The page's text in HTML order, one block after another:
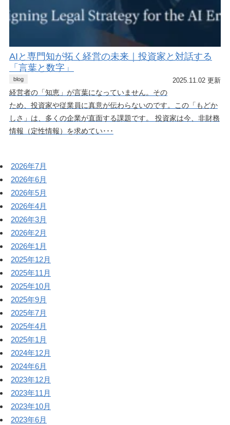
AIと専門知が拓く経営の未来｜投資家と対話する
「言葉と数字」
blog 2025.11.02 更新
経営者の「知恵」が言葉になっていません。その
ため、投資家や従業員に真意が伝わらないのです。この「もどか
しさ」は、多くの企業が直面する課題です。 投資家は今、非財務
情報（定性情報）を求めてい･･･
2026年7月
2026年6月
2026年5月
2026年4月
2026年3月
2026年2月
2026年1月
2025年12月
2025年11月
2025年10月
2025年9月
2025年7月
2025年4月
2025年1月
2024年12月
2024年6月
2023年12月
2023年11月
2023年10月
2023年6月